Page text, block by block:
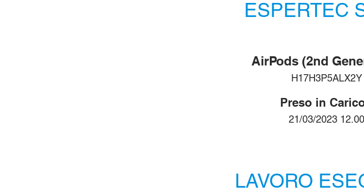
ESPERTEC
Preso in
21/03/2023 12.00
AirPods (2nd
H17H3P5ALX2Y
LAVORO